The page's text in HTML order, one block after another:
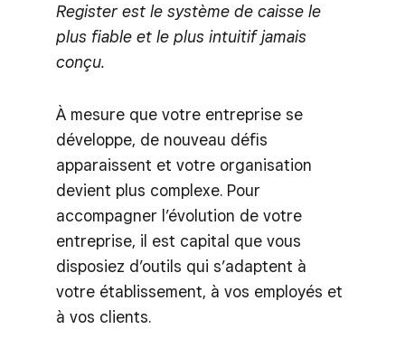
Register est le système de caisse le
plus fiable et le plus intuitif jamais
conçu.
À mesure que votre entreprise se
développe, de nouveau défis
apparaissent et votre organisation
devient plus complexe. Pour
accompagner l’évolution de votre
entreprise, il est capital que vous
disposiez d’outils qui s’adaptent à
votre établissement, à vos employés et
à vos clients.